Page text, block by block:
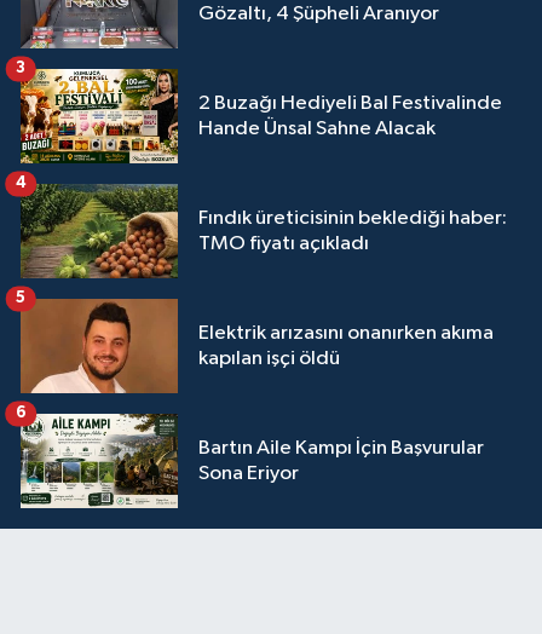
Gözaltı, 4 Şüpheli Aranıyor
2 Buzağı Hediyeli Bal Festivalinde
Hande Ünsal Sahne Alacak
3
Fındık üreticisinin beklediği haber:
TMO fiyatı açıkladı
4
Elektrik arızasını onanırken akıma
kapılan işçi öldü
5
Bartın Aile Kampı İçin Başvurular
Sona Eriyor
6